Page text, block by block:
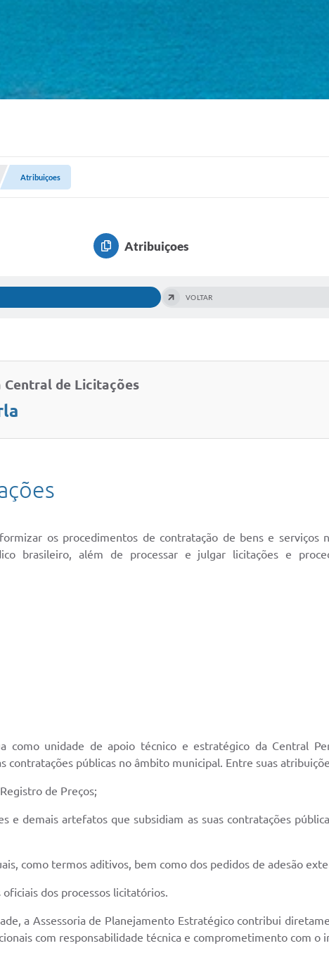
Atribuiçoes
Atribuiçoes
VOLTAR
Central de Licitações
os procedimentos de contratação de bens e serviços
brasileiro, além de processar e julgar licitações e
como unidade de apoio técnico e estratégico da Central
contratações públicas no âmbito municipal. Entre suas
de Preços;
e demais artefatos que subsidiam as suas contratações
como termos aditivos, bem como dos pedidos de adesão
dos processos licitatórios.
a Assessoria de Planejamento Estratégico contribui
com responsabilidade técnica e comprometimento com o